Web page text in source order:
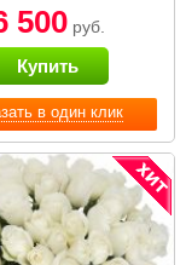
в один клик
500руб.
Купить